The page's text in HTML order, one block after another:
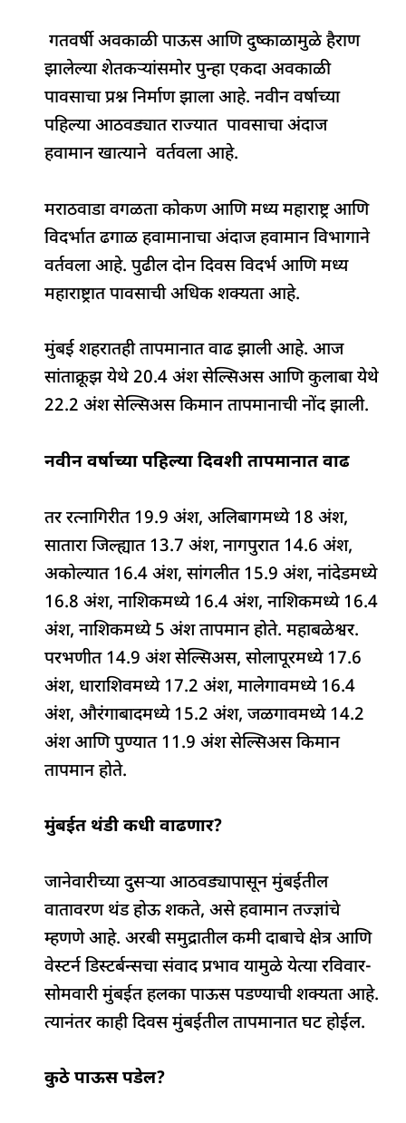
गतवर्षी अवकाळी पाऊस आणि दुष्काळामुळे हैराण
झालेल्या शेतकऱ्यांसमोर पुन्हा एकदा अवकाळी
पावसाचा प्रश्न निर्माण झाला आहे. नवीन वर्षाच्या
पहिल्या आठवड्यात राज्यात पावसाचा अंदाज
हवामान खात्याने वर्तवला आहे.
मराठवाडा वगळता कोकण आणि मध्य महाराष्ट्र आणि
विदर्भात ढगाळ हवामानाचा अंदाज हवामान विभागाने
वर्तवला आहे. पुढील दोन दिवस विदर्भ आणि मध्य
महाराष्ट्रात पावसाची अधिक शक्यता आहे.
मुंबई शहरातही तापमानात वाढ झाली आहे. आज
सांताक्रूझ येथे 20.4 अंश सेल्सिअस आणि कुलाबा येथे
22.2 अंश सेल्सिअस किमान तापमानाची नोंद झाली.
नवीन वर्षाच्या पहिल्या दिवशी तापमानात वाढ
तर रत्नागिरीत 19.9 अंश, अलिबागमध्ये 18 अंश,
सातारा जिल्ह्यात 13.7 अंश, नागपुरात 14.6 अंश,
अकोल्यात 16.4 अंश, सांगलीत 15.9 अंश, नांदेडमध्ये
16.8 अंश, नाशिकमध्ये 16.4 अंश, नाशिकमध्ये 16.4
अंश, नाशिकमध्ये 5 अंश तापमान होते. महाबळेश्वर.
परभणीत 14.9 अंश सेल्सिअस, सोलापूरमध्ये 17.6
अंश, धाराशिवमध्ये 17.2 अंश, मालेगावमध्ये 16.4
अंश, औरंगाबादमध्ये 15.2 अंश, जळगावमध्ये 14.2
अंश आणि पुण्यात 11.9 अंश सेल्सिअस किमान
तापमान होते.
मुंबईत थंडी कधी वाढणार?
जानेवारीच्या दुसऱ्या आठवड्यापासून मुंबईतील
वातावरण थंड होऊ शकते, असे हवामान तज्ज्ञांचे
म्हणणे आहे. अरबी समुद्रातील कमी दाबाचे क्षेत्र आणि
वेस्टर्न डिस्टर्बन्सचा संवाद प्रभाव यामुळे येत्या रविवार-
सोमवारी मुंबईत हलका पाऊस पडण्याची शक्यता आहे.
त्यानंतर काही दिवस मुंबईतील तापमानात घट होईल.
कुठे पाऊस पडेल?